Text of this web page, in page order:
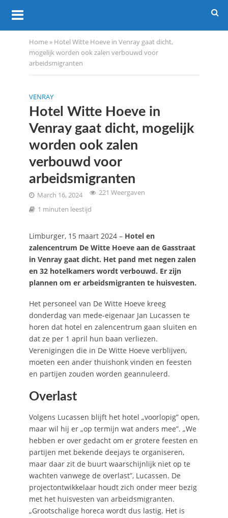
Home» Hotel Witte Hoeve in Venray gaat dicht,
mogelijk worden ook zalen verbouwd voor
arbeidsmigranten
VENRAY
Hotel Witte Hoeve in
Venray gaat dicht, mogelijk
worden ook zalen
verbouwd voor
arbeidsmigranten
March 16, 2024
221 Weergaven
1 minuten leestijd
Limburger, 15 maart 2024 – Hotel en
zalencentrum De Witte Hoeve aan de Gasstraat
in Venray gaat dicht. Het pand met negen zalen
en 32 hotelkamers wordt verbouwd. Er zijn
plannen om er arbeidsmigranten te huisvesten.
Het personeel van De Witte Hoeve kreeg
donderdag van mede-eigenaar Jan Lucassen te
horen dat hotel en zalencentrum gaan sluiten en
dat ze per 1 april hun baan verliezen.
Verenigingen die in De Witte Hoeve verblijven,
moeten een ander thuishonk vinden en feesten
en partijen zouden worden geannuleerd.
Overlast
Volgens Lucassen blijft het hotel „voorlopig” open,
maar wil hij er „op termijn wat anders mee”. „We
hebben er over gedacht om er grotere feesten en
partijen met bekende deejays te organiseren,
maar daar zit de buurt waarschijnlijk niet op te
wachten vanwege de overlast”, Lucassen. De
projectontwikkelaar houdt zich onder meer bezig
met het huisvesten van arbeidsmigranten.
„Grootschalige horeca wordt dus lastig. Het is